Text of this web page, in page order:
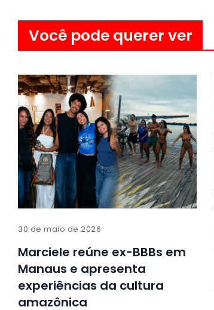
Você pode querer ver
30 de maio de 2026
Marciele reúne ex-BBBs em
Manaus e apresenta
experiências da cultura
amazônica